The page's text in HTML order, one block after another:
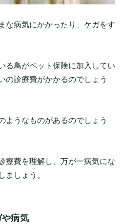
な病気にかかったり、ケガをす
る鳥がペット保険に加入してい
の診療費がかかるのでしょう
ようなものがあるのでしょう
療費を理解し、万が一病気にな
ましょう。
病気